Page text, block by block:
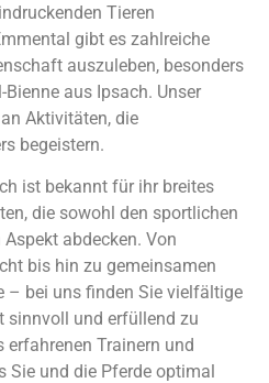
Tieren
gibt es zahlreiche
auszuleben, besonders
Bienne aus Ipsach. Unser
Aktivitäten, die
begeistern.
ist bekannt für ihr breites
die sowohl den sportlichen
abdecken. Von
bis hin zu gemeinsamen
– bei uns finden Sie vielfältige
sinnvoll und erfüllend zu
erfahrenen Trainern und
Sie und die Pferde optimal